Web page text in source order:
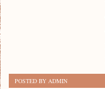
POSTED BY ADMIN